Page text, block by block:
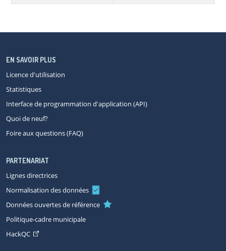
EN SAVOIR PLUS
Licence d'utilisation
Statistiques
Interface de programmation d'application (API)
Quoi de neuf?
Foire aux questions (FAQ)
PARTENARIAT
Lignes directrices
Normalisation des données
Données ouvertes de référence
Politique-cadre municipale
HackQC